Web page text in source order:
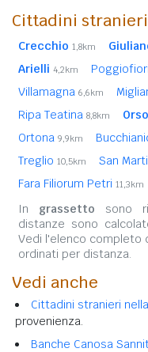
Cittadini
Crecchio 1,8km
Arielli 4,2km
Villamagna 6,6km
Ripa Teatina 8,8km
Ortona 9,9km
Treglio 10,5km San
Fara Filiorum Petri 11,3km
In grassetto sono
distanze sono
Vedi l'elenco completo
ordinati per distanza.
Vedi anche
Cittadini stranieri
provenienza.
Banche Canosa